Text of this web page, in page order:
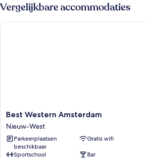
Vergelijkbare accommodaties
Best
Western
Amsterdam
Nieuw-
West
Best Western Amsterdam
Nieuw-West
Parkeerplaatsen
beschikbaar
Gratis wifi
Sportschool
Bar
Best Western Amsterdam